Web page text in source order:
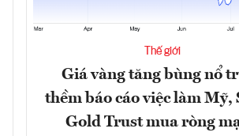
Thế giới
Giá vàng tăng bùng nổ
thềm báo cáo việc làm Mỹ,
Gold Trust mua ròng